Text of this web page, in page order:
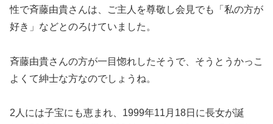
性で斉藤由貴さんは、ご主人を尊敬し会見でも「私の方が
好き」などとのろけていました。
斉藤由貴さんの方が一目惚れしたそうで、そうとうかっこ
よくて紳士な方なのでしょうね。
2人には子宝にも恵まれ、1999年11月18日に長女が誕